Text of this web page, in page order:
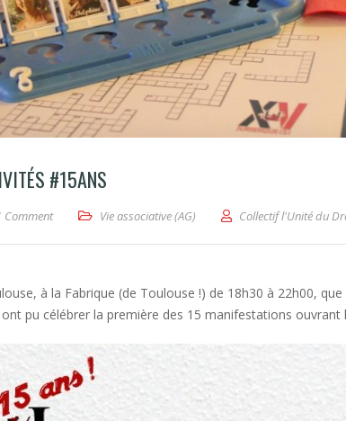
#15ANS
Comment Vie associative (AG) Collectif l'Unité du
à la Fabrique (de Toulouse !) de 18h30 à 22h00,
pu célébrer la première des 15 manifestations ouvrant